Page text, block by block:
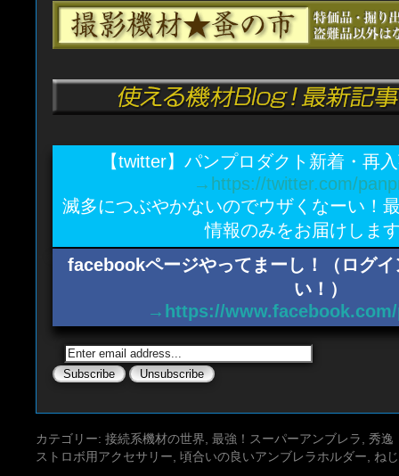
【twitter】パンプロダクト新着・再
→https://twitter.com/
滅多につぶやかないのでウザくなーい！
情報のみをお届けしま
facebookページやってまーし！（ログ
い！）
→https://
カテゴリー: 接続系機材の世界 最強！スーパーアンブレラ
秀逸
ストロボ用アクセサリー
頃合いの良いアンブレラホルダー ね